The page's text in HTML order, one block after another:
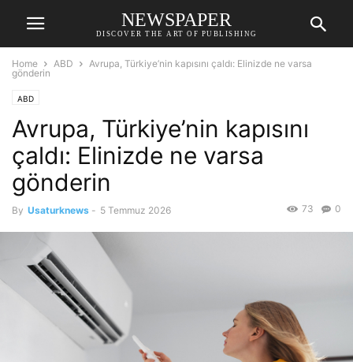
NEWSPAPER
DISCOVER THE ART OF PUBLISHING
Home ABD
Avrupa, Türkiye’nin kapısını çaldı: Elinizde ne varsa
gönderin
ABD
Avrupa, Türkiye’nin kapısını
çaldı: Elinizde ne varsa
gönderin
By Usaturknews - 5 Temmuz 2026 0
73